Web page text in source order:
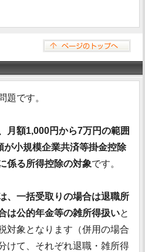
題です。
月額1,000円から7万円の範囲
が小規模企業共済等掛金控除
係る所得控除の対象です。
、一括受取りの場合は退職所
は公的年金等の雑所得扱いと
対象となります（併用の場合
けて、それぞれ退職・雑所得